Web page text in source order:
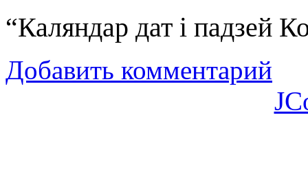
“Каляндар дат і падзей
Добавить комментарий